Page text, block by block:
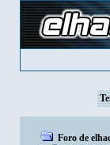
Foro de